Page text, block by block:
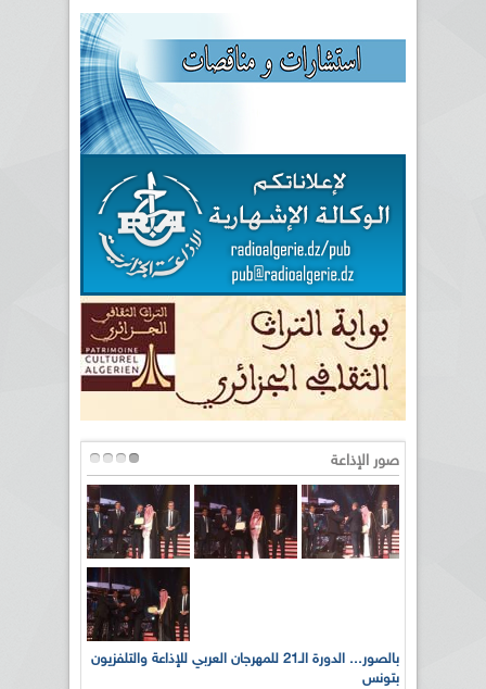
صور الإذاعة
بالصور... الدورة الـ21 للمهرجان العربي للإذاعة والتلفزيون
بتونس